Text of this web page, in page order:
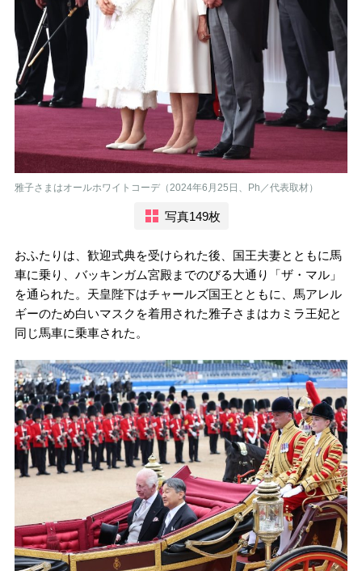
雅子さまはオールホワイトコーデ（2024年6月25日、Ph／代表取材）
写真149枚
おふたりは、歓迎式典を受けられた後、国王夫妻とともに馬
車に乗り、バッキンガム宮殿までのびる大通り「ザ・マル」
を通られた。天皇陛下はチャールズ国王とともに、馬アレル
ギーのため白いマスクを着用された雅子さまはカミラ王妃と
同じ馬車に乗車された。